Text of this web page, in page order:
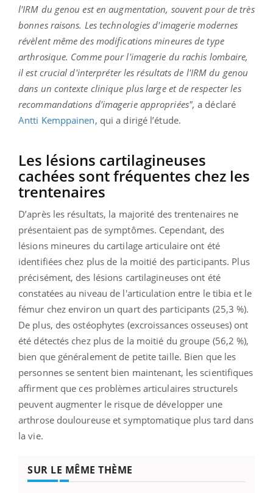
l'IRM du genou est en augmentation, souvent pour de très
bonnes raisons. Les technologies d'imagerie modernes
révèlent même des modifications mineures de type
arthrosique. Comme pour l'imagerie du rachis lombaire,
il est crucial d'interpréter les résultats de l'IRM du genou
dans un contexte clinique plus large et de respecter les
recommandations d'imagerie appropriées", a déclaré
Antti Kemppainen, qui a dirigé l’étude.
Les lésions cartilagineuses
cachées sont fréquentes chez les
trentenaires
D’après les résultats, la majorité des trentenaires ne
présentaient pas de symptômes. Cependant, des
lésions mineures du cartilage articulaire ont été
identifiées chez plus de la moitié des participants. Plus
précisément, des lésions cartilagineuses ont été
constatées au niveau de l'articulation entre le tibia et le
fémur chez environ un quart des participants (25,3 %).
De plus, des ostéophytes (excroissances osseuses) ont
été détectés chez plus de la moitié du groupe (56,2 %),
bien que généralement de petite taille. Bien que les
personnes se sentent bien maintenant, les scientifiques
affirment que ces problèmes articulaires structurels
peuvent augmenter le risque de développer une
arthrose douloureuse et symptomatique plus tard dans
la vie.
SUR LE MÊME THÈME